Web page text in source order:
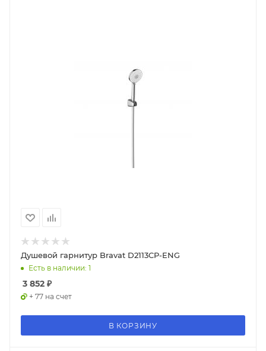
Душевой гарнитур Bravat D2113CP-ENG
Есть в наличии: 1
3 852 ₽
+ 77 на счет
В КОРЗИНУ